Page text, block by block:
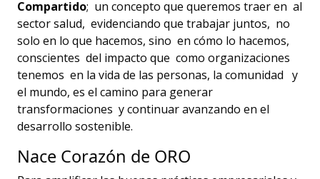
Compartido; un concepto que queremos traer en al
sector salud, evidenciando que trabajar juntos, no
solo en lo que hacemos, sino en cómo lo hacemos,
conscientes del impacto que como organizaciones
tenemos en la vida de las personas, la comunidad y
el mundo, es el camino para generar
transformaciones y continuar avanzando en el
desarrollo sostenible.
Nace Corazón de ORO